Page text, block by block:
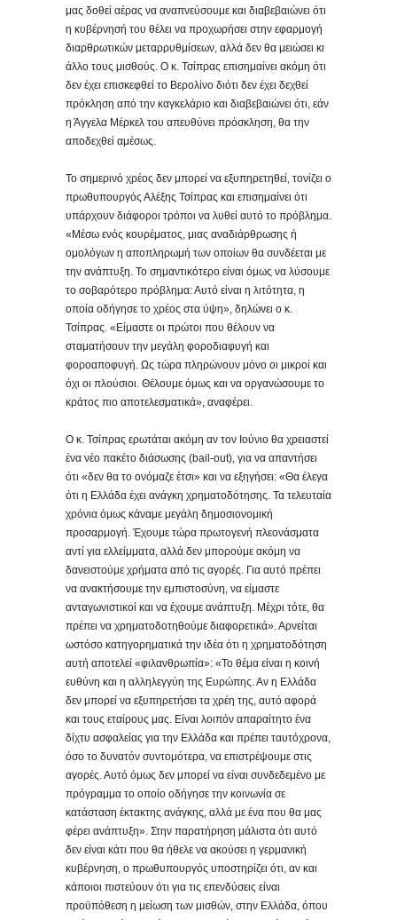
μας δοθεί αέρας να αναπνεύσουμε και διαβεβαιώνει ότι
η κυβέρνησή του θέλει να προχωρήσει στην εφαρμογή
διαρθρωτικών μεταρρυθμίσεων, αλλά δεν θα μειώσει κι
άλλο τους μισθούς. Ο κ. Τσίπρας επισημαίνει ακόμη ότι
δεν έχει επισκεφθεί το Βερολίνο διότι δεν έχει δεχθεί
πρόκληση από την καγκελάριο και διαβεβαιώνει ότι, εάν
η Άγγελα Μέρκελ του απευθύνει πρόσκληση, θα την
αποδεχθεί αμέσως.
Το σημερινό χρέος δεν μπορεί να εξυπηρετηθεί, τονίζει ο
πρωθυπουργός Αλέξης Τσίπρας και επισημαίνει ότι
υπάρχουν διάφοροι τρόποι να λυθεί αυτό το πρόβλημα.
«Μέσω ενός κουρέματος, μιας αναδιάρθρωσης ή
ομολόγων η αποπληρωμή των οποίων θα συνδέεται με
την ανάπτυξη. Το σημαντικότερο είναι όμως να λύσουμε
το σοβαρότερο πρόβλημα: Αυτό είναι η λιτότητα, η
οποία οδήγησε το χρέος στα ύψη», δηλώνει ο κ.
Τσίπρας. «Είμαστε οι πρώτοι που θέλουν να
σταματήσουν την μεγάλη φοροδιαφυγή και
φοροαποφυγή. Ως τώρα πληρώνουν μόνο οι μικροί και
όχι οι πλούσιοι. Θέλουμε όμως και να οργανώσουμε το
κράτος πιο αποτελεσματικά», αναφέρει.
Ο κ. Τσίπρας ερωτάται ακόμη αν τον Ιούνιο θα χρειαστεί
ένα νέο πακέτο διάσωσης (bail-out), για να απαντήσει
ότι «δεν θα το ονόμαζε έτσι» και να εξηγήσει: «Θα έλεγα
ότι η Ελλάδα έχει ανάγκη χρηματοδότησης. Τα τελευταία
χρόνια όμως κάναμε μεγάλη δημοσιονομική
προσαρμογή. Έχουμε τώρα πρωτογενή πλεονάσματα
αντί για ελλείμματα, αλλά δεν μπορούμε ακόμη να
δανειστούμε χρήματα από τις αγορές. Για αυτό πρέπει
να ανακτήσουμε την εμπιστοσύνη, να είμαστε
ανταγωνιστικοί και να έχουμε ανάπτυξη. Μέχρι τότε, θα
πρέπει να χρηματοδοτηθούμε διαφορετικά». Αρνείται
ωστόσο κατηγορηματικά την ιδέα ότι η χρηματοδότηση
αυτή αποτελεί «φιλανθρωπία»: «Το θέμα είναι η κοινή
ευθύνη και η αλληλεγγύη της Ευρώπης. Αν η Ελλάδα
δεν μπορεί να εξυπηρετήσει τα χρέη της, αυτό αφορά
και τους εταίρους μας. Είναι λοιπόν απαραίτητο ένα
δίχτυ ασφαλείας για την Ελλάδα και πρέπει ταυτόχρονα,
όσο το δυνατόν συντομότερα, να επιστρέψουμε στις
αγορές. Αυτό όμως δεν μπορεί να είναι συνδεδεμένο με
πρόγραμμα το οποίο οδήγησε την κοινωνία σε
κατάσταση έκτακτης ανάγκης, αλλά με ένα που θα μας
φέρει ανάπτυξη». Στην παρατήρηση μάλιστα ότι αυτό
δεν είναι κάτι που θα ήθελε να ακούσει η γερμανική
κυβέρνηση, ο πρωθυπουργός υποστηρίζει ότι, αν και
κάποιοι πιστεύουν ότι για τις επενδύσεις είναι
προϋπόθεση η μείωση των μισθών, στην Ελλάδα, όπου